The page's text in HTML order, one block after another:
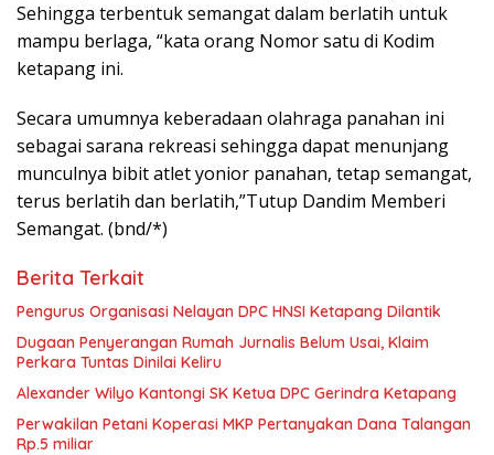
Sehingga terbentuk semangat dalam berlatih untuk
mampu berlaga, “kata orang Nomor satu di Kodim
ketapang ini.
Secara umumnya keberadaan olahraga panahan ini
sebagai sarana rekreasi sehingga dapat menunjang
munculnya bibit atlet yonior panahan, tetap semangat,
terus berlatih dan berlatih,”Tutup Dandim Memberi
Semangat. (bnd/*)
Berita Terkait
Pengurus Organisasi Nelayan DPC HNSI Ketapang Dilantik
Dugaan Penyerangan Rumah Jurnalis Belum Usai, Klaim
Perkara Tuntas Dinilai Keliru
Alexander Wilyo Kantongi SK Ketua DPC Gerindra Ketapang
Perwakilan Petani Koperasi MKP Pertanyakan Dana Talangan
Rp.5 miliar